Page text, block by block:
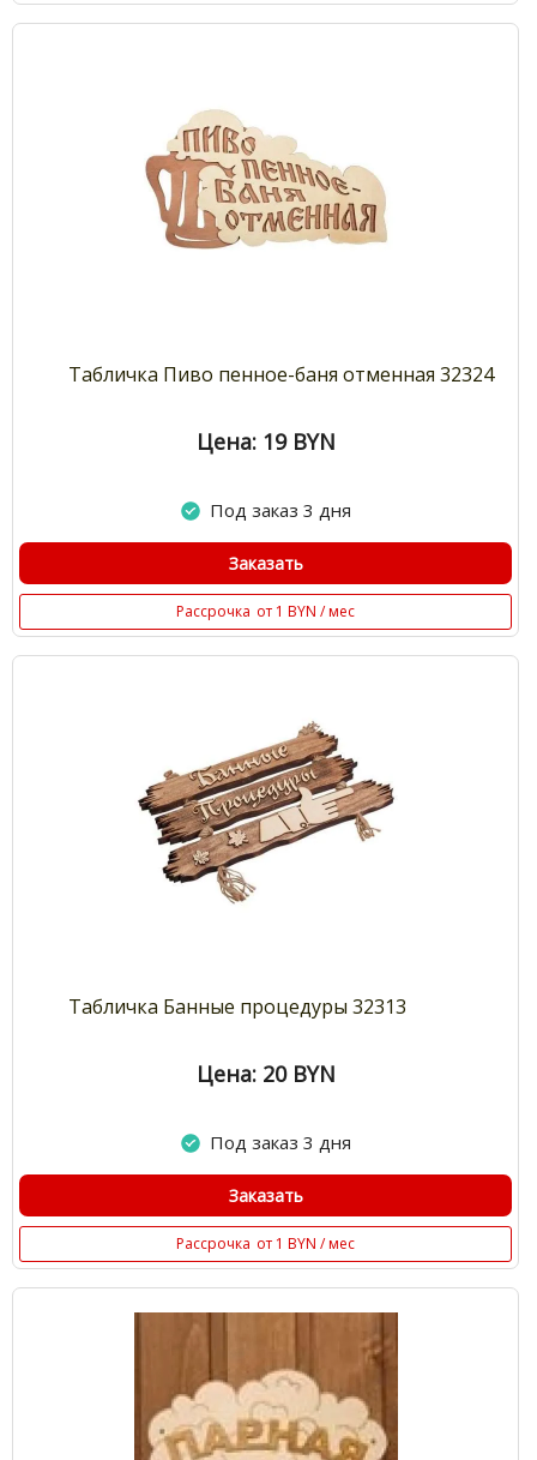
Табличка Пиво пенное-баня отменная 32324
Цена: 19 BYN
Под заказ 3 дня
Заказать
Рассрочка от 1 BYN / мес
Табличка Банные процедуры 32313
Цена: 20 BYN
Под заказ 3 дня
Заказать
Рассрочка от 1 BYN / мес